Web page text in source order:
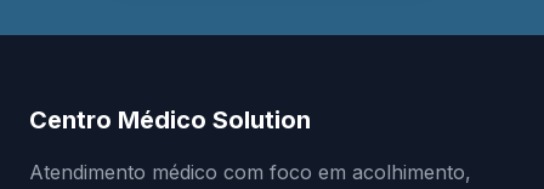
Centro Médico Solution
Atendimento médico com foco em acolhimento,